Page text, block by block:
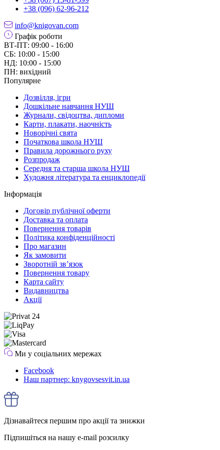
+38 (096) 62-96-212
info@knigovan.com
Графік роботи
ВТ-ПТ: 09:00 - 16:00
СБ: 10:00 - 15:00
НД: 10:00 - 15:00
ПН: вихідний
Популярне
Дозвілля, ігри
Дошкільне навчання НУШ
Журнали, свідоцтва, дипломи
Карти, плакати, наочність
Новорічні свята
Початкова школа НУШ
Правила дорожнього руху
Розпродаж
Середня та старша школа НУШ
Художня література та енциклопедії
Інформація
Договір публічної оферти
Доставка та оплата
Повернення товарів
Політика конфіденційності
Про магазин
Як замовити
Зворотній зв’язок
Повернення товару
Карта сайту
Видавництва
Акції
Ми у соціальних мережах
Facebook
Наш партнер: knygovsesvit.in.ua
Дізнавайтеся першим про акції та знижки
Підпишіться на нашу e-mail розсилку